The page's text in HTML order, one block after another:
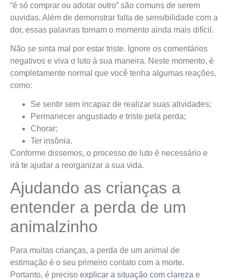
“é só comprar ou adotar outro” são comuns de serem
ouvidas. Além de demonstrar falta de sensibilidade com a
dor, essas palavras tornam o momento ainda mais difícil.
Não se sinta mal por estar triste. Ignore os comentários
negativos e viva o luto à sua maneira. Neste momento, é
completamente normal que você tenha algumas reações,
como:
Se sentir sem incapaz de realizar suas atividades;
Permanecer angustiado e triste pela perda;
Chorar;
Ter insônia.
Conforme dissemos, o processo de luto é necessário e
irá te ajudar a reorganizar a sua vida.
Ajudando as crianças a
entender a perda de um
animalzinho
Para muitas crianças, a perda de um animal de
estimação é o seu primeiro contato com a morte.
Portanto, é preciso explicar a situação com clareza e